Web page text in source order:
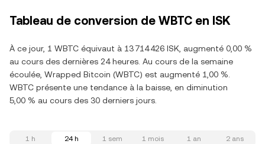
Tableau de conversion de WBTC en ISK
À ce jour, 1 WBTC équivaut à 13 714 426 ISK, augmenté 0,00 %
au cours des dernières 24 heures. Au cours de la semaine
écoulée, Wrapped Bitcoin (WBTC) est augmenté 1,00 %.
WBTC présente une tendance à la baisse, en diminution
5,00 % au cours des 30 derniers jours.
1 h 24 h 1 sem 1 mois 1 an 2 ans